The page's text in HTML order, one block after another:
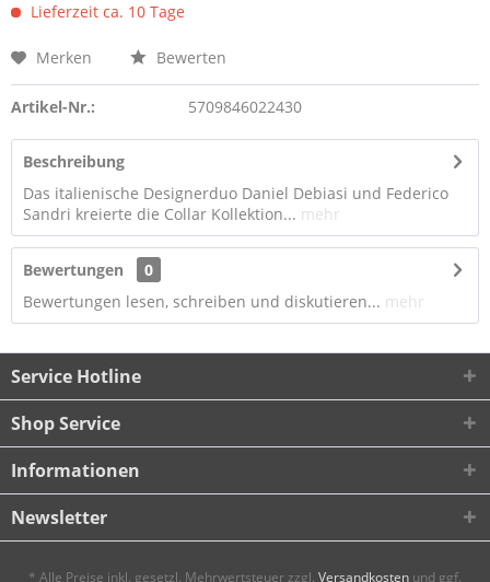
Lieferzeit ca. 10 Tage
Merken Bewerten
Artikel-Nr.: 5709846022430
Beschreibung
Das italienische Designerduo Daniel Debiasi und Federico
Sandri kreierte die Collar Kollektion... mehr
Bewertungen
0
Bewertungen lesen, schreiben und diskutieren... mehr
Service Hotline
Shop Service
Informationen
Newsletter
* Alle Preise inkl. gesetzl. Mehrwertsteuer zzgl. Versandkosten und ggf.